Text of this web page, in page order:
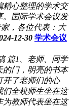
精心整理的学术交
。国际学术会议发
，各位代表：大
12-30 学术会议
篇1、老师、同学
的门，明亮的书本
开了老师们的心
们全校师生坐在这
为教师代表坐在这